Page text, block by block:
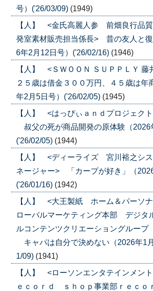
号）('26/03/09) (1949)
【人】 <金氏高麗人参 前畑良行品質
発室素材販売担当係長> 昔の友人と
6年2月12日号）('26/02/16) (1946)
【人】 <ＳＷＯＯＮ ＳＵＰＰＬＹ
２５歳は借金３００万円、４５歳は年
年2月5日号）('26/02/05) (1945)
【人】 <はっぴぃａｎｄプロジェク
叔父の死が商品開発の原体験（2026
('26/02/05) (1944)
【人】 <ディーライズ 宮川裕之シ
ネージャー> 「カープが好き」（2026
('26/01/16) (1942)
【人】 <大王製紙 ホーム＆パーソ
ローバルマーケティング本部 デジタ
ルコンテンツクリエーショングルー
キャパは自分で決めない（2026年1
1/09) (1941)
【人】 <ローソンエンタテインメン
ｅｃｏｒｄ ｓｈｏｐ事業部ｒｅｃｏ